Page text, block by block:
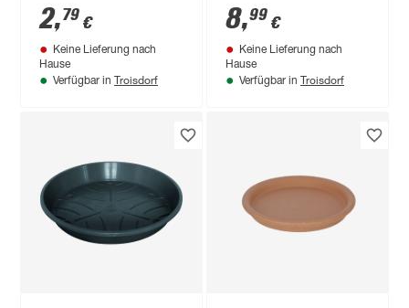
Ø 24 cm
2,79 €
Keine Lieferung nach
Hause
Verfügbar in Troisdorf
8,99 €
Keine Lieferung nach
Hause
Verfügbar in Troisdorf